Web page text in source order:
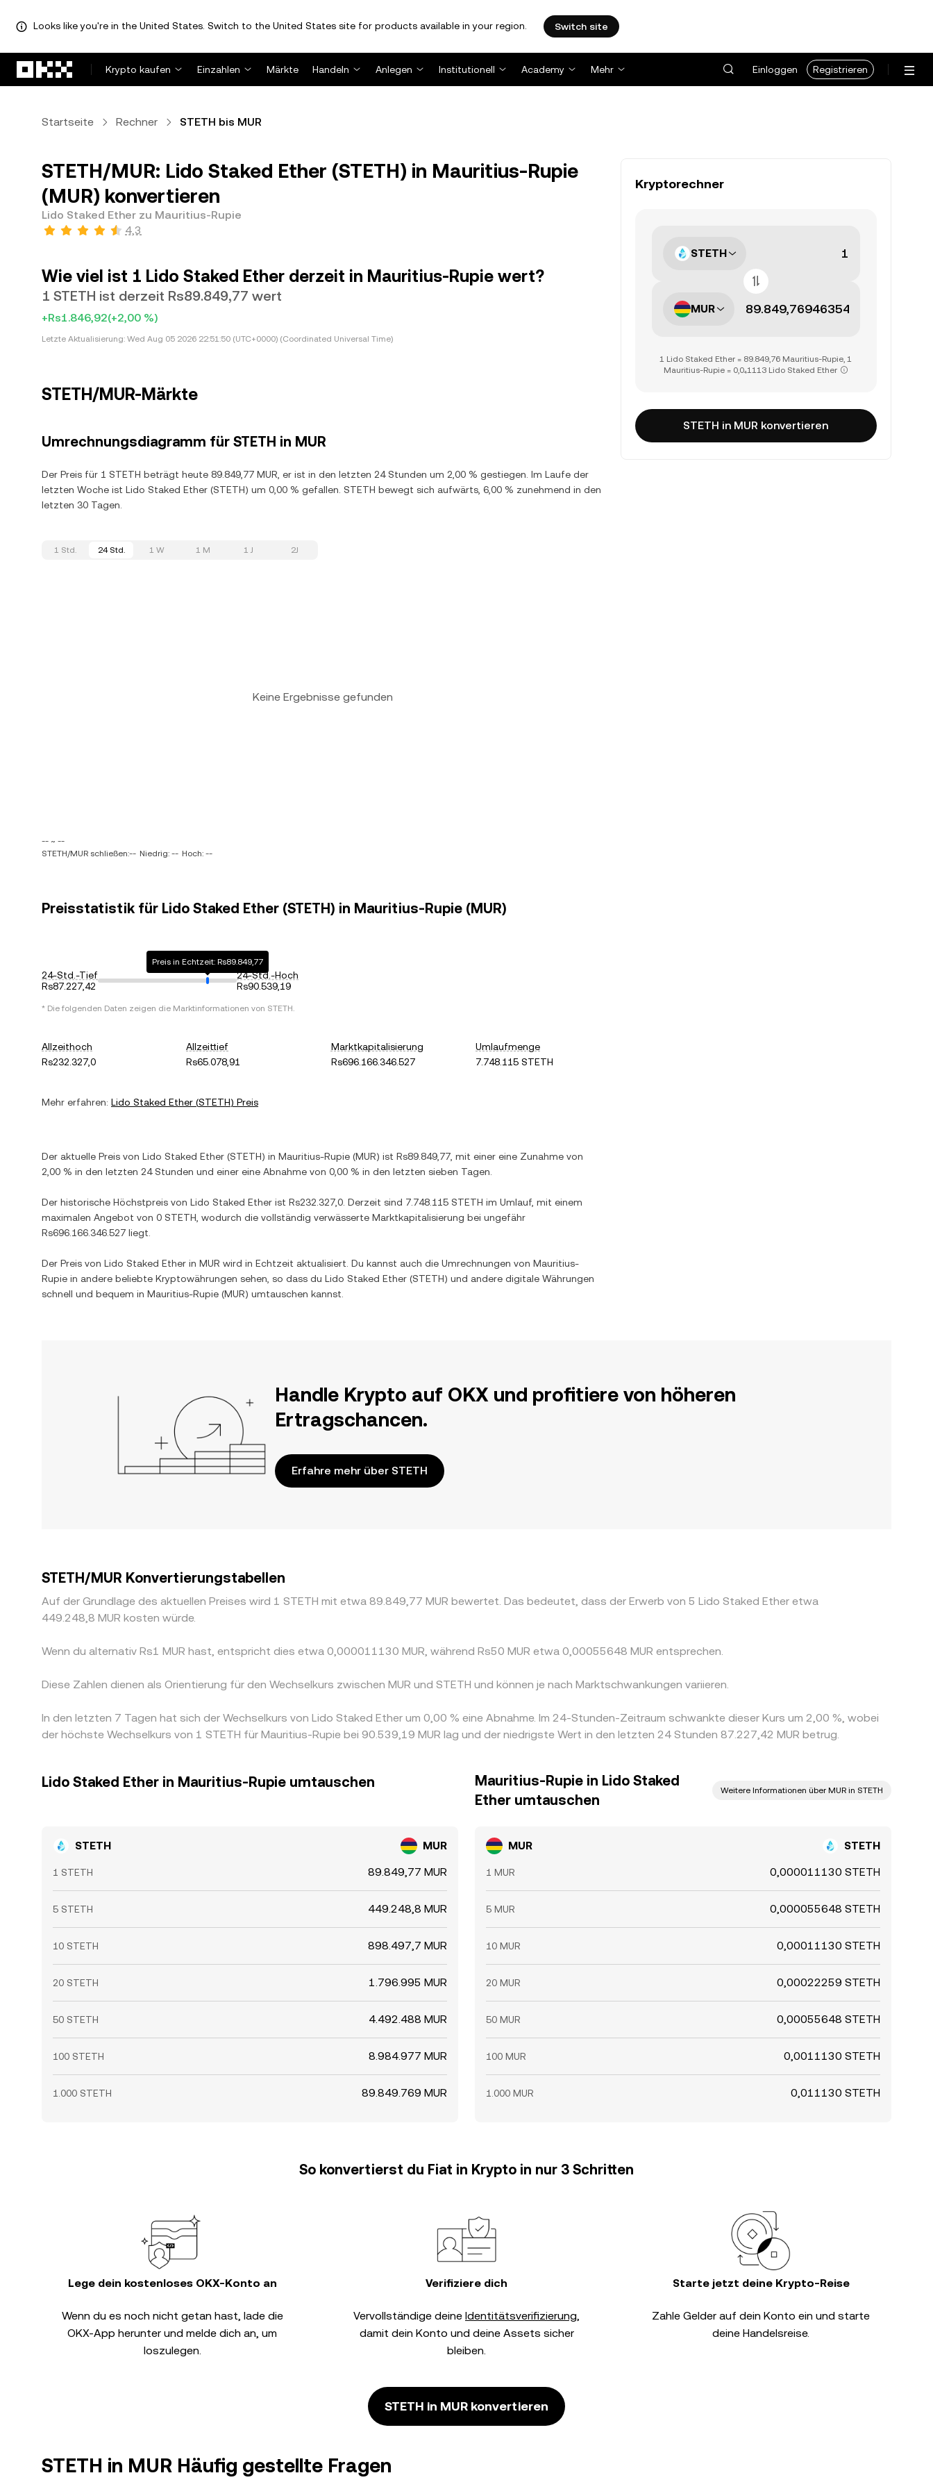
Looks like you're in the United States. Switch to the United States site for products available in your region. Switch site
Krypto kaufen
Einzahlen Märkte Handeln Anlegen Institutionell Academy Mehr Einloggen Registrieren
Startseite Rechner STETH bis MUR
STETH/MUR: Lido Staked Ether (STETH) in Mauritius-Rupie
(MUR) konvertieren
Lido Staked Ether zu Mauritius-Rupie
4,3
Wie viel ist 1 Lido Staked Ether derzeit in Mauritius-Rupie wert?
1 STETH ist derzeit Rs89.849,77 wert
+Rs1.846,92(+2,00 %)
Letzte Aktualisierung: Wed Aug 05 2026 22:51:50 (UTC+0000) (Coordinated Universal Time)
STETH/MUR-Märkte
Umrechnungsdiagramm für STETH in MUR
Der Preis für 1 STETH beträgt heute 89.849,77 MUR, er ist in den letzten 24 Stunden um 2,00 % gestiegen. Im Laufe der
letzten Woche ist Lido Staked Ether (STETH) um 0,00 % gefallen. STETH bewegt sich aufwärts, 6,00 % zunehmend in den
letzten 30 Tagen.
1 Std. 24 Std. 1 W 1 M 1 J 2J
Keine Ergebnisse gefunden
-- ~ --
STETH/MUR schließen:-- Niedrig: -- Hoch: --
Preisstatistik für Lido Staked Ether (STETH) in Mauritius-Rupie (MUR)
24-Std.-Tief
Rs87.227,42
Preis in Echtzeit: Rs89.849,77
24-Std.-Hoch
Rs90.539,19
* Die folgenden Daten zeigen die Marktinformationen von STETH.
Allzeithoch
Rs232.327,0
Allzeittief
Rs65.078,91
Marktkapitalisierung
Rs696.166.346.527
Umlaufmenge
7.748.115 STETH
Mehr erfahren: Lido Staked Ether (STETH) Preis
Der aktuelle Preis von Lido Staked Ether (STETH) in Mauritius-Rupie (MUR) ist Rs89.849,77 , mit einer eine Zunahme von
2,00 % in den letzten 24 Stunden und einer eine Abnahme von 0,00 % in den letzten sieben Tagen.
Der historische Höchstpreis von Lido Staked Ether ist Rs232.327,0 . Derzeit sind 7.748.115 STETH im Umlauf, mit einem
maximalen Angebot von 0 STETH , wodurch die vollständig verwässerte Marktkapitalisierung bei ungefähr
Rs696.166.346.527 liegt.
Der Preis von Lido Staked Ether in MUR wird in Echtzeit aktualisiert. Du kannst auch die Umrechnungen von Mauritius-
Rupie in andere beliebte Kryptowährungen sehen, so dass du Lido Staked Ether (STETH) und andere digitale Währungen
schnell und bequem in Mauritius-Rupie (MUR) umtauschen kannst.
Kryptorechner
STETH
MUR
1 Lido Staked Ether = 89.849,76 Mauritius-Rupie, 1
Mauritius-Rupie = 0,0₄1113 Lido Staked Ether
STETH in MUR konvertieren
Handle Krypto auf OKX und profitiere von höheren
Ertragschancen.
Erfahre mehr über STETH
STETH/MUR Konvertierungstabellen
Auf der Grundlage des aktuellen Preises wird 1 STETH mit etwa 89.849,77 MUR bewertet. Das bedeutet, dass der Erwerb von 5 Lido Staked Ether etwa
449.248,8 MUR kosten würde.
Wenn du alternativ Rs1 MUR hast, entspricht dies etwa 0,000011130 MUR, während Rs50 MUR etwa 0,00055648 MUR entsprechen.
Diese Zahlen dienen als Orientierung für den Wechselkurs zwischen MUR und STETH und können je nach Marktschwankungen variieren.
In den letzten 7 Tagen hat sich der Wechselkurs von Lido Staked Ether um 0,00 % eine Abnahme. Im 24-Stunden-Zeitraum schwankte dieser Kurs um 2,00 %, wobei
der höchste Wechselkurs von 1 STETH für Mauritius-Rupie bei 90.539,19 MUR lag und der niedrigste Wert in den letzten 24 Stunden 87.227,42 MUR betrug.
Lido Staked Ether in Mauritius-Rupie umtauschen
STETH MUR
1 STETH 89.849,77 MUR
5 STETH 449.248,8 MUR
10 STETH 898.497,7 MUR
20 STETH 1.796.995 MUR
50 STETH 4.492.488 MUR
100 STETH 8.984.977 MUR
1.000 STETH 89.849.769 MUR
Mauritius-Rupie in Lido Staked
Ether umtauschen
Weitere Informationen über MUR in STETH
MUR STETH
1 MUR 0,000011130 STETH
5 MUR 0,000055648 STETH
10 MUR 0,00011130 STETH
20 MUR 0,00022259 STETH
50 MUR 0,00055648 STETH
100 MUR 0,0011130 STETH
1.000 MUR 0,011130 STETH
So konvertierst du Fiat in Krypto in nur 3 Schritten
Lege dein kostenloses OKX-Konto an
Wenn du es noch nicht getan hast, lade die
OKX-App herunter und melde dich an, um
loszulegen.
Verifiziere dich
Vervollständige deine Identitätsverifizierung,
damit dein Konto und deine Assets sicher
bleiben.
Starte jetzt deine Krypto-Reise
Zahle Gelder auf dein Konto ein und starte
deine Handelsreise.
STETH in MUR konvertieren
STETH in MUR Häufig gestellte Fragen